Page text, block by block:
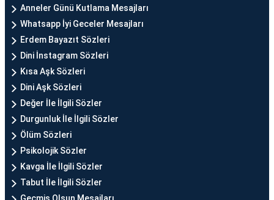
Anneler Günü Kutlama Mesajları
Whatsapp İyi Geceler Mesajları
Erdem Bayazıt Sözleri
Dini İnstagram Sözleri
Kısa Aşk Sözleri
Dini Aşk Sözleri
Değer İle İlgili Sözler
Durgunluk İle İlgili Sözler
Ölüm Sözleri
Psikolojik Sözler
Kavga İle İlgili Sözler
Tabut İle İlgili Sözler